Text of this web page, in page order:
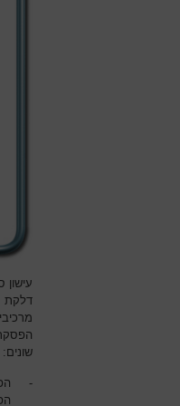
דלקת
שונים:
-